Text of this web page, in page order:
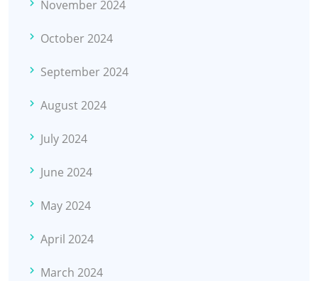
November 2024
October 2024
September 2024
August 2024
July 2024
June 2024
May 2024
April 2024
March 2024